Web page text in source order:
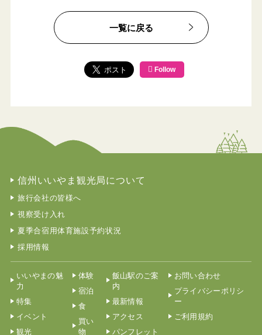
一覧に戻る
Follow
信州いいやま観光局について
旅行会社の皆様へ
視察受け入れ
夏季合宿用体育施設予約状況
採用情報
いいやまの魅
力
特集
イベント
観光
体験
宿泊
食
買い
物
飯山駅のご案
内
最新情報
アクセス
パンフレット
お問い合わせ
プライバシーポリシ
ー
ご利用規約